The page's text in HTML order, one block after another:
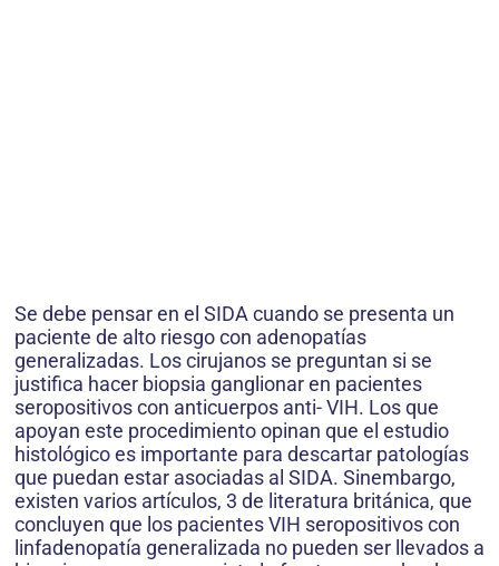
Se debe pensar en el SIDA cuando se presenta un
paciente de alto riesgo con adenopatías
generalizadas. Los cirujanos se preguntan si se
justifica hacer biopsia ganglionar en pacientes
seropositivos con anticuerpos anti- VIH. Los que
apoyan este procedimiento opinan que el estudio
histológico es importante para descartar patologías
que puedan estar asociadas al SIDA. Sinembargo,
existen varios artículos, 3 de literatura británica, que
concluyen que los pacientes VIH seropositivos con
linfadenopatía generalizada no pueden ser llevados a